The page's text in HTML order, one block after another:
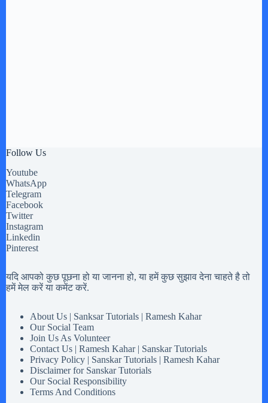
Follow Us
Youtube
WhatsApp
Telegram
Facebook
Twitter
Instagram
Linkedin
Pinterest
यदि आपको कुछ पूछना हो या जानना हो, या हमें कुछ सुझाव देना चाहते है तो
हमें मेल करें या कमेंट करें.
About Us | Sanksar Tutorials | Ramesh Kahar
Our Social Team
Join Us As Volunteer
Contact Us | Ramesh Kahar | Sanskar Tutorials
Privacy Policy | Sanskar Tutorials | Ramesh Kahar
Disclaimer for Sanskar Tutorials
Our Social Responsibility
Terms And Conditions